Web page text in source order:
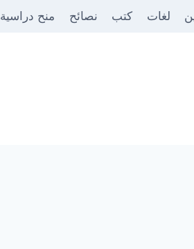
لغات كتب نصائح منح دراسية